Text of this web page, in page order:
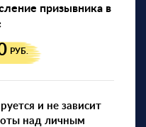
призывника в
РУБ.
и не зависит
над личным